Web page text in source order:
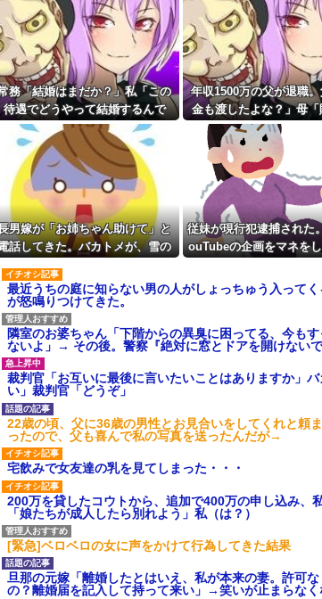
みろ！意外と仕事
いwwww
きます」←これ
るんです？」→飲
れ、子供が悪戯し
ミの音がした！...
るｗｗｗｗｗｗ
そこに金庫があっ
と来るな！」結
」
ション鳴らして
画像あり)
げえええええｗ
走った結果
しませないでく
家族が車停める所は石畳でそこ
芝生上に知らない車が4台停まっ
さい」と言うと相手はゴネたので…
クレママ「庭にあるバウンサー
す」→断った数日後、庭からまさ
子どもが中学受験してる知り合
えない距離の学校だけらしい
妊娠中の嫁「私はご飯があまり
あ外で食べてくるよ」→ すると…
「俺の事好きだよね？」と頻繁
６年にもなるので流石にうんざり
【賛否両論】バツイチ子連れの
取り放題でてんこ盛りにしてる
う、、、
主な税金の成り立ちを調べてみ
務「結婚はまだか？」私「この
待遇でどうやって結婚するんで
す？」→飲み会で本音を返したら
場が静まり返って…
年収1500万の父が退職
金も渡したよな？」母
てないよー」父「全部な
の！？」→予想外の返事
然となり…
男嫁が「お姉ちゃん助けて」と
話してきた。バカトメが、雪の
たらしく...
従妹が現行犯逮捕された
ouTubeの企画をマネを
最近うちの庭に知らない男の人がしょっちゅう入って
が怒鳴りつけてきた。
隣室のお婆ちゃん「下階からの異臭に困ってる、今も
ないよ」→ その後。警察『絶対に窓とドアを開けないで
裁判官「お互いに最後に言いたいことはありますか」
い」裁判官「どうぞ」
22歳の頃、父に36歳の男性とお見合いをしてくれと頼
ったので、父も喜んで私の写真を送ったんだが→
宅飲みで女友達の乳を見てしまった・・・
200万を貸したコウトから、追加で400万の申し込み、
「娘たちが成人したら別れよう」私（は？）
[緊急]ベロベロの女に声をかけて行為してきた結果
旦那の元嫁「離婚したとはいえ、私が本来の妻。許可
の？離婚届を記入して持って来い」→笑いが止まらなく